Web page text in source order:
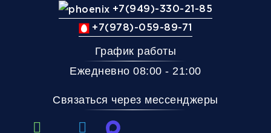
+7(949)-330-21-85
+7(978)-059-89-71
График работы
Ежедневно 08:00 - 21:00
Связаться через мессенджеры